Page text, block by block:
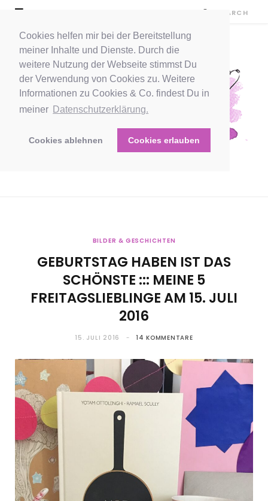
Cookies helfen mir bei der Bereitstellung
meiner Inhalte und Dienste. Durch die
weitere Nutzung der Webseite stimmst Du
der Verwendung von Cookies zu. Weitere
Informationen zu Cookies & Co. findest Du in
meiner Datenschutzerklärung.
Cookies ablehnen Cookies erlauben
BILDER & GESCHICHTEN
GEBURTSTAG HABEN IST DAS
SCHÖNSTE ::: MEINE 5
FREITAGSLIEBLINGE AM 15. JULI
2016
15. JULI 2016 14 KOMMENTARE